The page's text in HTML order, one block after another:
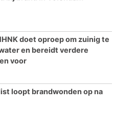
doet oproep om zuinig te
en bereidt verdere
voor
loopt brandwonden op na